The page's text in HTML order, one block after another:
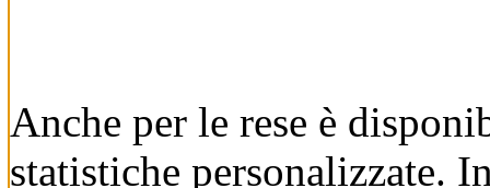
Anche per le rese è
statistiche personalizzate.